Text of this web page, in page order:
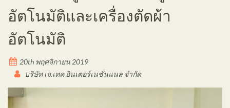
อัตโนมัติและเครื่องตัดผ้า
อัตโนมัติ
20th พฤศจิกายน 2019
บริษัท เจ.เทค อินเตอร์เนชั่นแนล จำกัด